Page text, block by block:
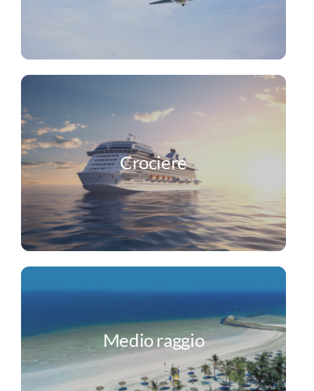
Crociere
Medio raggio